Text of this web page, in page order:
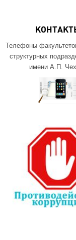
Телефоны
структурных
имени А.П.